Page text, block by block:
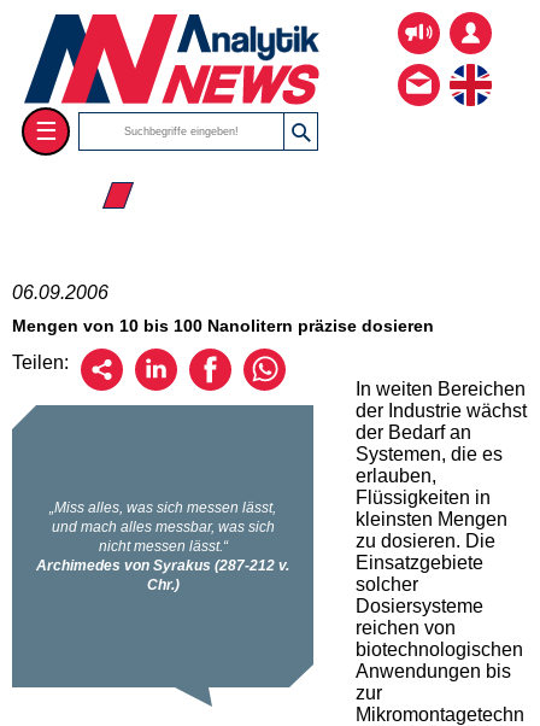
☰
☰ 2006
06.09.2006
Mengen von 10 bis 100 Nanolitern präzise dosieren
Teilen:
In weiten Bereichen
der Industrie wächst
der Bedarf an
Systemen, die es
erlauben,
Flüssigkeiten in
kleinsten Mengen
zu dosieren. Die
Einsatzgebiete
solcher
Dosiersysteme
reichen von
biotechnologischen
Anwendungen bis
zur
Mikromontagetechn